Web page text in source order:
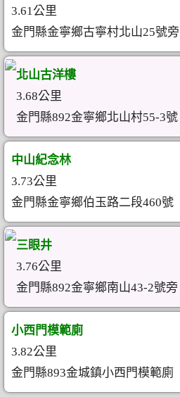
3.61公里
金門縣金寧鄉古寧村北山25號旁
北山古洋樓
3.68公里
金門縣892金寧鄉北山村55-3號
中山紀念林
3.73公里
金門縣金寧鄉伯玉路二段460號
三眼井
3.76公里
金門縣892金寧鄉南山43-2號旁
小西門模範廁
3.82公里
金門縣893金城鎮小西門模範廁